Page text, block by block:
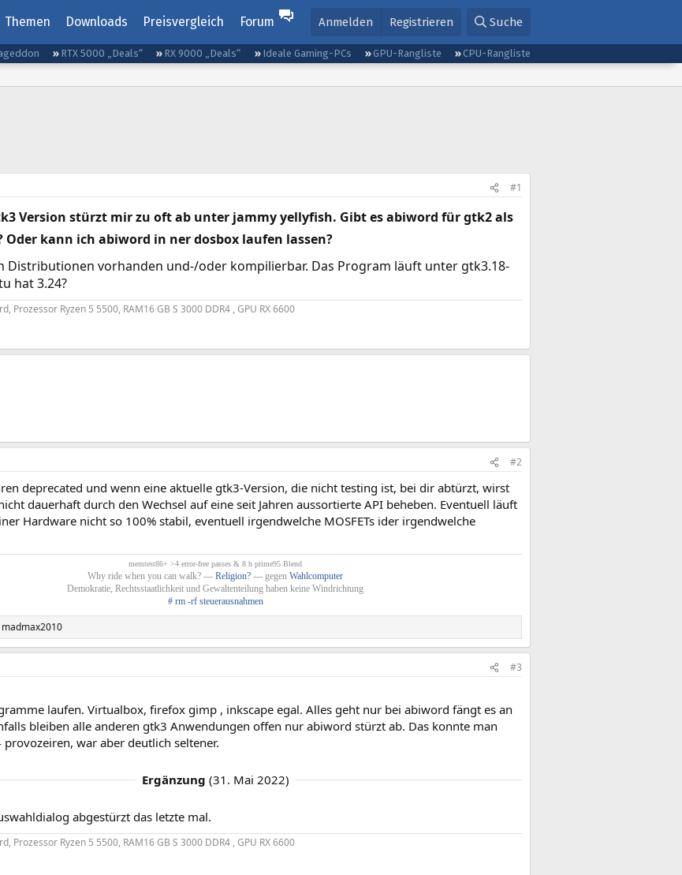
Themen Downloads Preisvergleich Forum Anmelden Registrieren Suche
RTX 5000 „Deals“ RX 9000 „Deals“ Ideale Gaming-PCs GPU-Rangliste
CPU-Rangliste
#1
Version stürzt mir zu oft ab unter jammy yellyfish. Gibt es abiword für gtk2 als
Oder kann ich abiword in ner dosbox laufen lassen?
Distributionen vorhanden und-/oder kompilierbar. Das Program läuft unter gtk3.18-
hat 3.24?
Prozessor Ryzen 5 5500, RAM16 GB S 3000 DDR4 , GPU RX 6600
#2
deprecated und wenn eine aktuelle gtk3-Version, die nicht testing ist, bei dir abtürzt, wirst
dauerhaft durch den Wechsel auf eine seit Jahren aussortierte API beheben. Eventuell läuft
Hardware nicht so 100% stabil, eventuell irgendwelche MOSFETs ider irgendwelche
memtest86+ >4 error-free passes & 8 h prime95 Blend
Why ride when you can walk? --- Religion? --- gegen Wahlcomputer
Demokratie, Rechtsstaatlichkeit und Gewaltenteilung haben keine Windrichtung
# rm -rf steuerausnahmen
madmax2010
#3
laufen. Virtualbox, firefox gimp , inkscape egal. Alles geht nur bei abiword fängt es an
bleiben alle anderen gtk3 Anwendungen offen nur abiword stürzt ab. Das konnte man
war aber deutlich seltener.
Ergänzung (31. Mai 2022)
abgestürzt das letzte mal.
Prozessor Ryzen 5 5500, RAM16 GB S 3000 DDR4 , GPU RX 6600